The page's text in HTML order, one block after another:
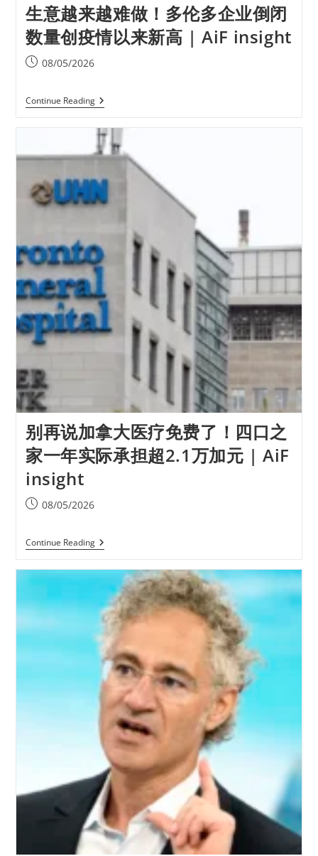
生意越来越难做！多伦多企业倒闭
数量创疫情以来新高 | AiF insight
08/05/2026
Continue Reading
别再说加拿大医疗免费了！四口之
家一年实际承担超2.1万加元 | AiF
insight
08/05/2026
Continue Reading